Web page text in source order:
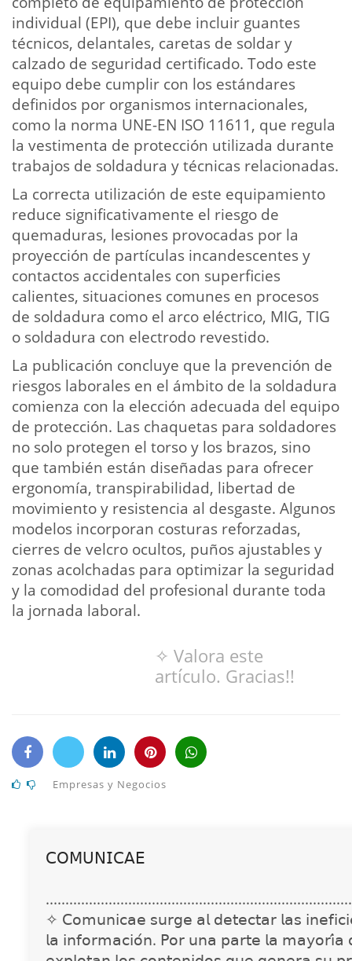
individual (EPI), que debe incluir guantes
técnicos, delantales, caretas de soldar y
calzado de seguridad certificado. Todo este
equipo debe cumplir con los estándares
definidos por organismos internacionales,
como la norma UNE-EN ISO 11611, que regula
la vestimenta de protección utilizada durante
trabajos de soldadura y técnicas relacionadas.
La correcta utilización de este equipamiento
reduce significativamente el riesgo de
quemaduras, lesiones provocadas por la
proyección de partículas incandescentes y
contactos accidentales con superficies
calientes, situaciones comunes en procesos
de soldadura como el arco eléctrico, MIG, TIG
o soldadura con electrodo revestido.
La publicación concluye que la prevención de
riesgos laborales en el ámbito de la soldadura
comienza con la elección adecuada del equipo
de protección. Las chaquetas para soldadores
no solo protegen el torso y los brazos, sino
que también están diseñadas para ofrecer
ergonomía, transpirabilidad, libertad de
movimiento y resistencia al desgaste. Algunos
modelos incorporan costuras reforzadas,
cierres de velcro ocultos, puños ajustables y
zonas acolchadas para optimizar la seguridad
y la comodidad del profesional durante toda
la jornada laboral.
✧ Valora este
artículo. Gracias!!
Empresas y Negocios
𝖢𝖮𝖬𝖴𝖭𝖨𝖢𝖠𝖤
✧ 𝖢𝗈𝗆𝗎𝗇𝗂𝖼𝖺𝖾 𝗌𝗎𝗋𝗀𝖾 𝖺𝗅 𝖽𝖾𝗍𝖾𝖼𝗍𝖺𝗋 𝗅𝖺𝗌
𝗅𝖺 𝗂𝗇𝖿𝗈𝗋𝗆𝖺𝖼𝗂𝗈́𝗇. 𝖯𝗈𝗋 𝗎𝗇𝖺 𝗉𝖺𝗋𝗍𝖾 𝗅𝖺